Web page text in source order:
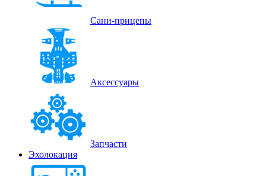
Сани-прицепы
Аксессуары
Запчасти
Эхолокация